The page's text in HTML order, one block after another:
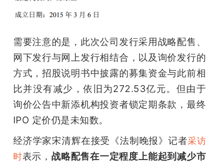
需要注意的是，此次公司发行采用战略配售、
网下发行与网上发行相结合，以及询价发行的
方式，招股说明书中披露的募集资金与此前相
比并没有减少，依旧为272.53亿元。但由于
询价公告中新添机构投资者锁定期条款，最终
IPO 定价仍是未知数。
经济学家宋清辉在接受《法制晚报》记者采访
时表示， 战略配售在一定程度上能起到减少市